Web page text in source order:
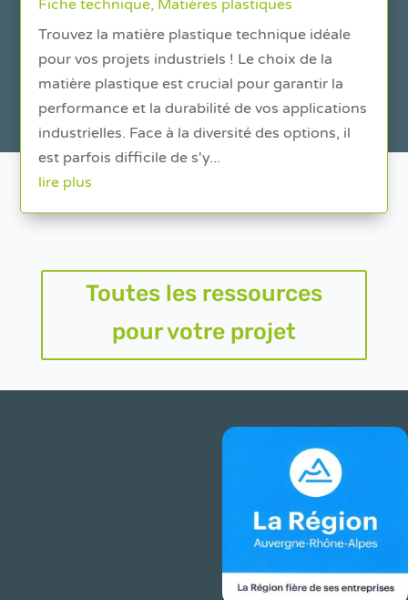
Fiche technique, Matières plastiques
Trouvez la matière plastique technique idéale
pour vos projets industriels ! Le choix de la
matière plastique est crucial pour garantir la
performance et la durabilité de vos applications
industrielles. Face à la diversité des options, il
est parfois difficile de s'y...
lire plus
Toutes les ressources
pour votre projet